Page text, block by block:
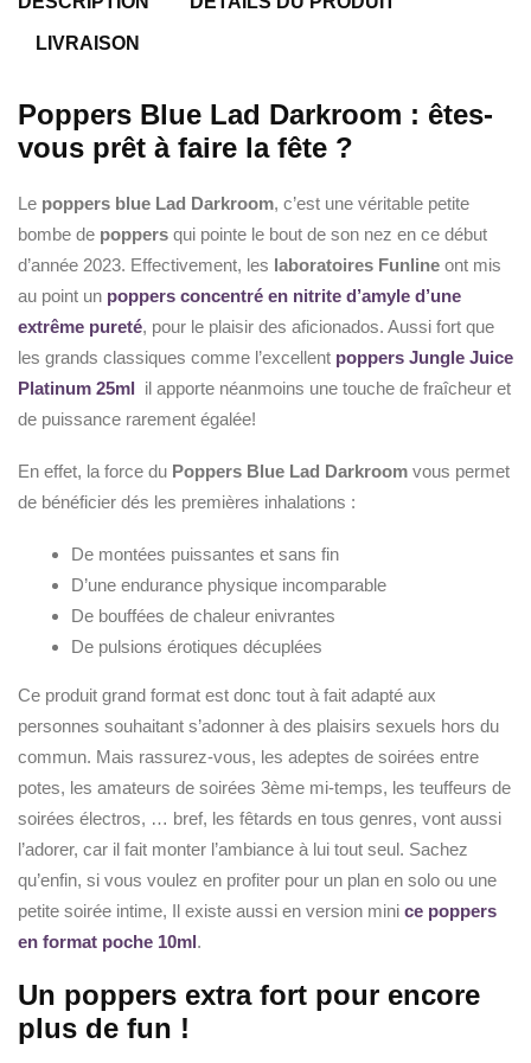
LIVRAISON
Poppers Blue Lad Darkroom : êtes-
vous prêt à faire la fête ?
Le poppers blue Lad Darkroom, c’est une véritable petite
bombe de poppers qui pointe le bout de son nez en ce début
d’année 2023. Effectivement, les laboratoires Funline ont mis
au point un poppers concentré en nitrite d’amyle d’une
extrême pureté, pour le plaisir des aficionados. Aussi fort que
les grands classiques comme l’excellent poppers Jungle Juice
Platinum 25ml il apporte néanmoins une touche de fraîcheur et
de puissance rarement égalée!
En effet, la force du Poppers Blue Lad Darkroom vous permet
de bénéficier dés les premières inhalations :
De montées puissantes et sans fin
D’une endurance physique incomparable
De bouffées de chaleur enivrantes
De pulsions érotiques décuplées
Ce produit grand format est donc tout à fait adapté aux
personnes souhaitant s’adonner à des plaisirs sexuels hors du
commun. Mais rassurez-vous, les adeptes de soirées entre
potes, les amateurs de soirées 3ème mi-temps, les teuffeurs de
soirées électros, … bref, les fêtards en tous genres, vont aussi
l’adorer, car il fait monter l’ambiance à lui tout seul. Sachez
qu’enfin, si vous voulez en profiter pour un plan en solo ou une
petite soirée intime, Il existe aussi en version mini ce poppers
en format poche 10ml.
Un poppers extra fort pour encore
plus de fun !